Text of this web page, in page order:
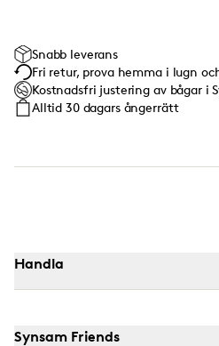
Snabb leverans
Fri retur, prova hemma i lugn
Kostnadsfri justering av bågar i
Alltid 30 dagars ångerrätt
Handla
Synsam Friends